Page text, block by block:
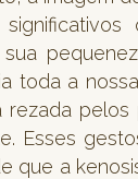
toda a
rezada pelos
Esses
que a